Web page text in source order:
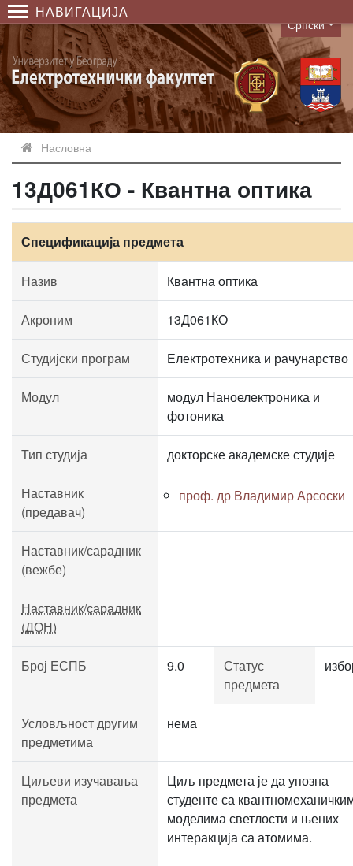
НАВИГАЦИЈА
Language
Српски
Насловна
13Д061КО - Квантна оптика
Спецификација предмета
Назив Квантна оптика
Акроним 13Д061КО
Студијски програм Електротехника и рачунарство
Модул
модул Наноелектроника и
фотоника
Тип студија докторске академске студије
Наставник
(предавач)
проф. др Владимир Арсоски
Наставник/сарадник
(вежбе)
Наставник/сарадник
(ДОН)
Број ЕСПБ 9.0
Статус
предмета
Условљност другим
предметима
нема
Циљеви изучавања
предмета
Циљ предмета је да упозна
студенте са
моделима светлости и њених
интеракција са атомима.